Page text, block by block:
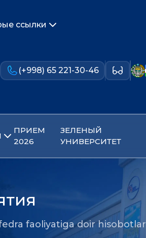
ссылки
(+998) 65 221-30-46
ПРИЕМ
2026
ЗЕЛЕНЫЙ
УНИВЕРСИТЕТ
faoliyatiga doir hisobotlar